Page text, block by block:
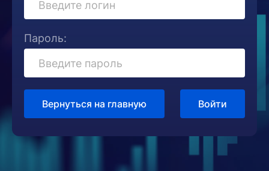
Пароль:
Вернуться на главную Войти